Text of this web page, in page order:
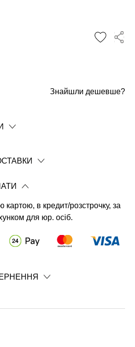
Знайшли дешевше?
картою, в кредит/розстрочку, за
для юр. осіб.